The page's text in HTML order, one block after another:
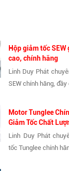
Hộp giảm tốc
cao, chính hãng
Linh Duy Phát
SEW chính hãng, đầy
Motor Tunglee
Giảm Tốc Chất
Linh Duy Phát
tốc Tunglee chính